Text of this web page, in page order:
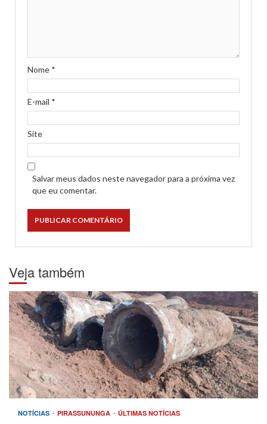
Nome *
E-mail *
Site
Salvar meus dados neste navegador para a próxima vez
que eu comentar.
Veja também
NOTÍCIAS PIRASSUNUNGA ÚLTIMAS NOTÍCIAS